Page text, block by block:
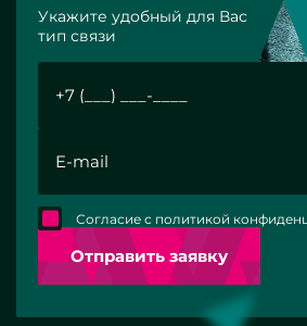
Укажите удобный для Вас
тип связи
Отправить заявку
Согласие с политикой